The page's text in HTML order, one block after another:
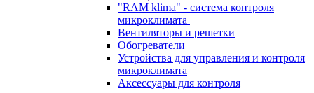
"RAM klima" - система контроля
микроклимата
Вентиляторы и решетки
Обогреватели
Устройства для управления и контроля
микроклимата
Аксессуары для контроля